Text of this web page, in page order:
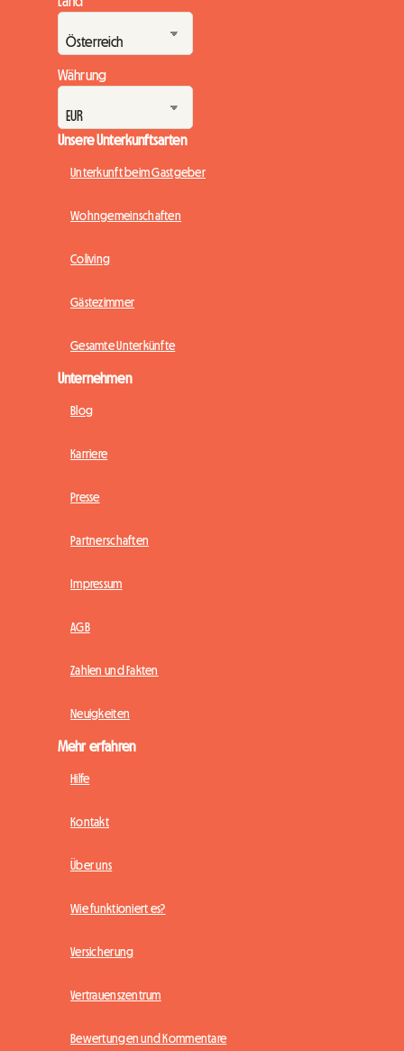
Währung
Unsere Unterkunftsarten
Unterkunft beim Gastgeber
Wohngemeinschaften
Coliving
Gästezimmer
Gesamte Unterkünfte
Unternehmen
Blog
Karriere
Presse
Partnerschaften
Impressum
AGB
Zahlen und Fakten
Neuigkeiten
Mehr erfahren
Hilfe
Kontakt
Über uns
Wie funktioniert es?
Versicherung
Vertrauenszentrum
Bewertungen und Kommentare